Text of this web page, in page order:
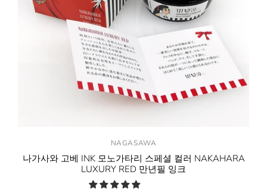
NAGASAWA
나가사와 고베 INK 모노가타리 스페셜 컬러 NAKAHARA
LUXURY RED 만년필 잉크